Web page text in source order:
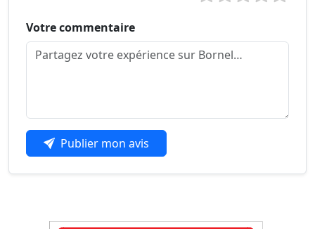
Votre commentaire
Publier mon avis